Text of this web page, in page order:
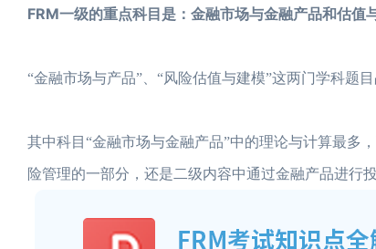
FRM一级的重点科目是：金融市场与金融产品和估值
“金融市场与产品”、“风险估值与建模”这两门学科题
其中科目“金融市场与金融产品”中的理论与计算最多
险管理的一部分，还是二级内容中通过金融产品进行